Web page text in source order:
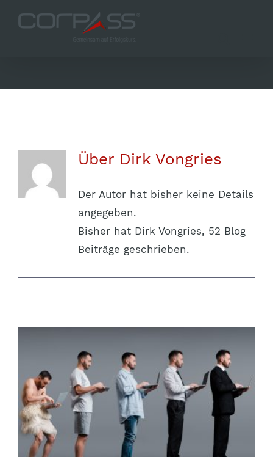
Inhalt
Über Dirk Vongries
Der Autor hat bisher keine Details
angegeben.
Bisher hat Dirk Vongries, 52 Blog
Beiträge geschrieben.